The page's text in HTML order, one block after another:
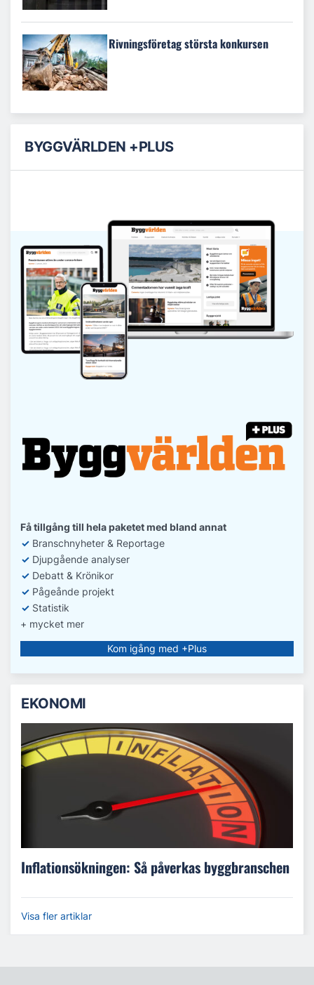
Rivningsföretag största konkursen
BYGGVÄRLDEN +PLUS
Få tillgång till hela paketet med bland annat
✓ Branschnyheter & Reportage
✓ Djupgående analyser
✓ Debatt & Krönikor
✓ Pågeånde projekt
✓ Statistik
+ mycket mer
Kom igång med +Plus
EKONOMI
Inflationsökningen: Så påverkas byggbranschen
Visa fler artiklar